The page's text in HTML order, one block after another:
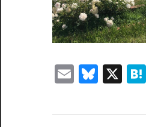
Email X